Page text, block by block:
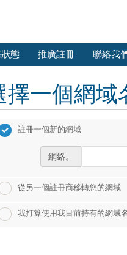
態 推廣註冊 聯絡我
擇一個網域
註冊一個新的網域
網絡。
從另一個註冊商移轉您的網域
我打算使用我目前持有的網域